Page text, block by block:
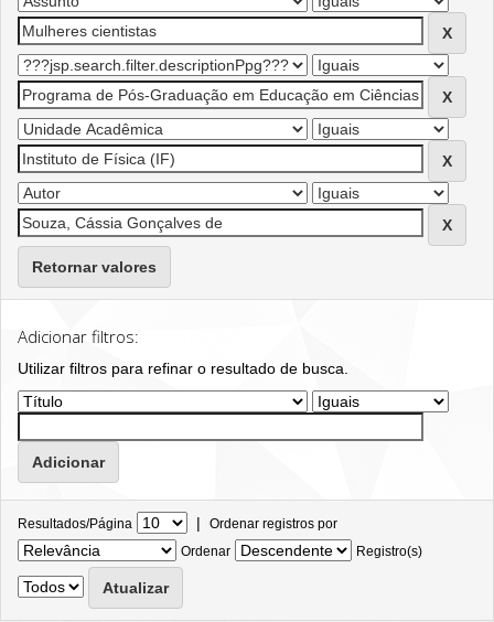
Retornar valores
Adicionar filtros:
Utilizar filtros para refinar o resultado de busca.
Resultados/Página | Ordenar registros por
Ordenar
Registro(s)